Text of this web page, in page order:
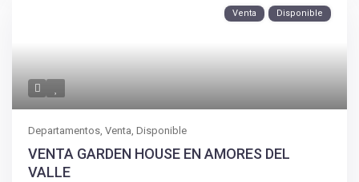
Venta Disponible
Departamentos,Venta,Disponible
VENTA GARDEN HOUSE EN AMORES DEL
VALLE